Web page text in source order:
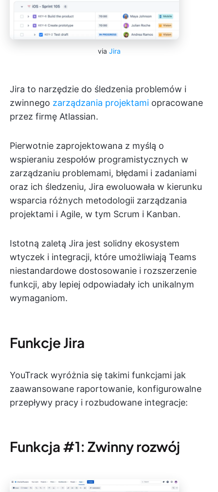
via Jira
Jira to narzędzie do śledzenia problemów i
zwinnego zarządzania projektami opracowane
przez firmę Atlassian.
Pierwotnie zaprojektowana z myślą o
wspieraniu zespołów programistycznych w
zarządzaniu problemami, błędami i zadaniami
oraz ich śledzeniu, Jira ewoluowała w kierunku
wsparcia różnych metodologii zarządzania
projektami i Agile, w tym Scrum i Kanban.
Istotną zaletą Jira jest solidny ekosystem
wtyczek i integracji, które umożliwiają Teams
niestandardowe dostosowanie i rozszerzenie
funkcji, aby lepiej odpowiadały ich unikalnym
wymaganiom.
Funkcje Jira
YouTrack wyróżnia się takimi funkcjami jak
zaawansowane raportowanie, konfigurowalne
przepływy pracy i rozbudowane integracje:
Funkcja #1: Zwinny rozwój